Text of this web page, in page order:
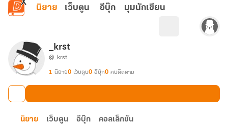
ข้ามไปยังเนื้อหาหลัก
นิยาย เว็บตูน อีบุ๊ก มุมนักเขียน
_krst
@_krst
1 นิยาย0 เว็บตูน0 อีบุ๊ก0 คนติดตาม
นิยาย เว็บตูน อีบุ๊ก คอลเล็กชัน